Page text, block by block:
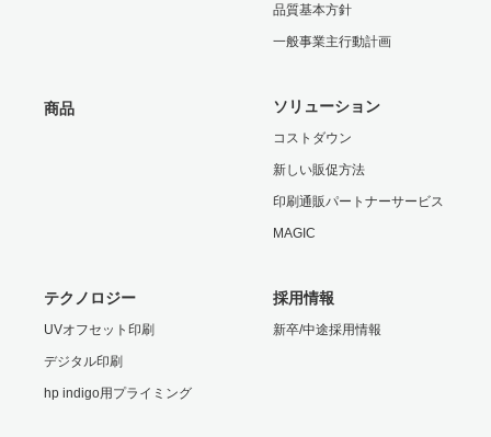
品質基本方針
一般事業主行動計画
商品 ソリューション
コストダウン
新しい販促方法
印刷通販パートナーサービス
MAGIC
テクノロジー
UVオフセット印刷
デジタル印刷
hp indigo用プライミング
採用情報
新卒/中途採用情報